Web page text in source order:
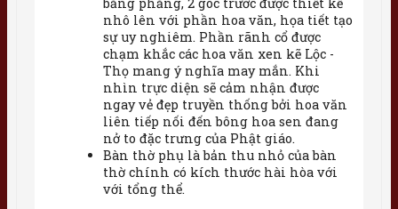
nhô lên với phần hoa văn, họa tiết tạo
sự uy nghiêm. Phần rãnh cổ được
chạm khắc các hoa văn xen kẽ Lộc -
Thọ mang ý nghĩa may mắn. Khi
nhìn trực diện sẽ cảm nhận được
ngay vẻ đẹp truyền thống bởi hoa văn
liên tiếp nối đến bông hoa sen đang
nở to đặc trưng của Phật giáo.
Bàn thờ phụ là bản thu nhỏ của bàn
thờ chính có kích thước hài hòa với
với tổng thể.